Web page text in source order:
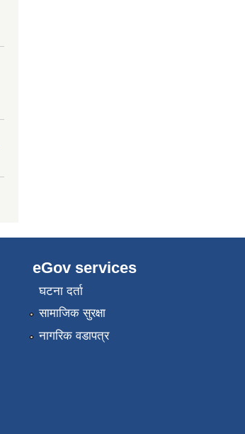
eGov services
घटना दर्ता
सामाजिक सुरक्षा
नागरिक वडापत्र